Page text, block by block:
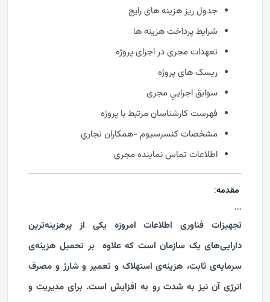
جدول ریز هزینه های رایج
شرایط پرداخت هزینه ها
تعهدات مجری در اجرای پروژه
ریسک های پروژه
سوابق اجرايي مجری
فهرست كارشناسان مرتبط با پروژه
مشخصات كنسرسيوم -همكاران تجاري
اطلاعات تماس نماینده مجری
مقدمه:
...
تجهیزات فناوری اطلاعات امروزه یکی از پرهزینه‌ترین
دارایی‌های یک سازمان است که علاوه بر تحمیل هزینه‌ی
سرمایه‌ی ثابت، هزینه‌ی استهلاک و تعمیر و شارژ و مصرف
انرژی آن نیز به شدت رو به افزایش است. برای مدیریت و